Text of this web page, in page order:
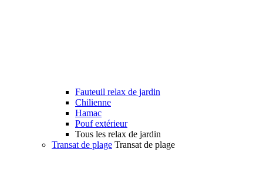
Fauteuil relax de jardin
Chilienne
Hamac
Pouf extérieur
Tous les relax de jardin
Transat de plage Transat de plage